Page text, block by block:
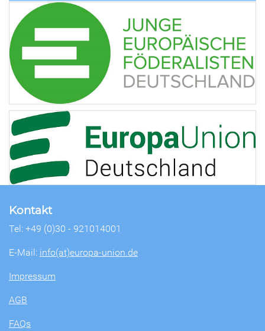
Kontakt
Tel: +49 (0)30 - 921014001
E-Mail: info(at)europa-union.de
Impressum
AGB
FAQs